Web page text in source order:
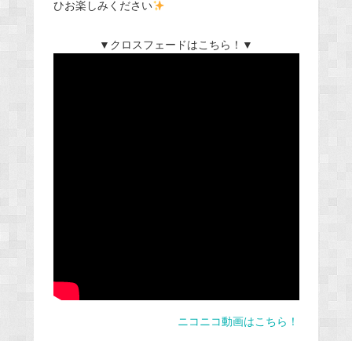
ひお楽しみください
▼クロスフェードはこちら！▼
ニコニコ動画はこちら！